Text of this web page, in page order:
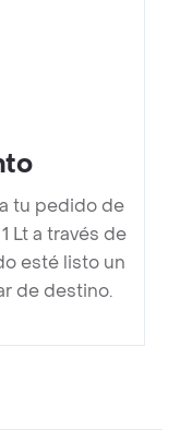
tu pedido de
Lt a través de
esté listo un
de destino.